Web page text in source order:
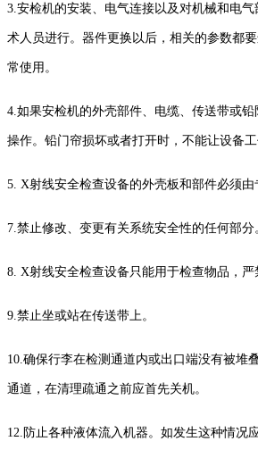
3.安检机的安装、电气连接以及对机械和电
术人员进行。器件更换以后，相关的参数都
常使用。
4.如果安检机的外壳部件、电缆、传送带或
操作。铅门帘损坏或者打开时，不能让设备工
5. X射线安全检查设备的外壳板和部件必须由
7.禁止修改、变更有关系统安全性的任何部分
8. X射线安全检查设备只能用于检查物品，严
9.禁止坐或站在传送带上。
10.确保行李在检测通道内或出口端没有被堆
通道，在清理疏通之前应首先关机。
12.防止各种液体流入机器。如发生这种情况